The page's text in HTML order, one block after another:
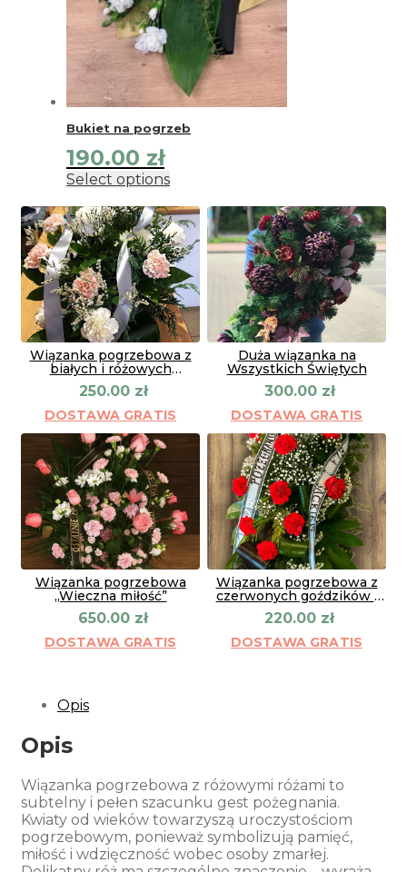
Bukiet na pogrzeb
190.00 zł
Select options
Wiązanka pogrzebowa z
białych i różowych
goździków
250.00 zł
DOSTAWA GRATIS
Duża wiązanka na
Wszystkich Świętych
300.00 zł
DOSTAWA GRATIS
Wiązanka pogrzebowa
„Wieczna miłość”
650.00 zł
DOSTAWA GRATIS
Wiązanka pogrzebowa z
czerwonych goździków i
gipsówki
220.00 zł
DOSTAWA GRATIS
Opis
Opis
Wiązanka pogrzebowa z różowymi różami to
subtelny i pełen szacunku gest pożegnania.
Kwiaty od wieków towarzyszą uroczystościom
pogrzebowym, ponieważ symbolizują pamięć,
miłość i wdzięczność wobec osoby zmarłej.